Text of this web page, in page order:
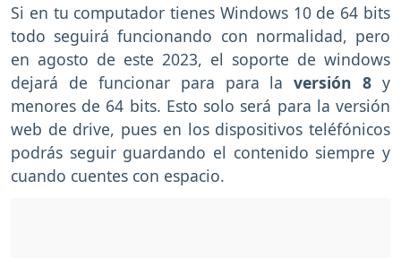
Si en tu computador tienes Windows 10 de 64 bits
todo seguirá funcionando con normalidad, pero
en agosto de este 2023, el soporte de windows
dejará de funcionar para para la versión 8 y
menores de 64 bits. Esto solo será para la versión
web de drive, pues en los dispositivos teléfónicos
podrás seguir guardando el contenido siempre y
cuando cuentes con espacio.